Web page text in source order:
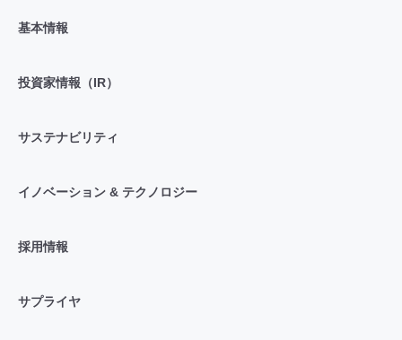
基本情報
投資家情報（IR）
サステナビリティ
イノベーション & テクノロジー
採用情報
サプライヤ